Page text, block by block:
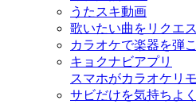
うたスキ動画
歌いたい曲をリクエ
カラオケで楽器を弾
キョクナビアプリ
スマホがカラオケリ
サビだけを気持ちよ